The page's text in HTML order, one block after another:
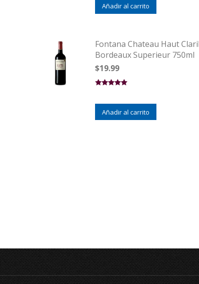
Añadir al carrito
Fontana Chateau Haut
Bordeaux Superieur 750ml
$19.99
Añadir al carrito